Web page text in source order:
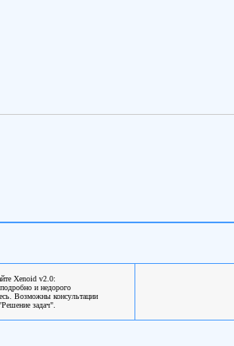
Xenoid v2.0:
и недорого
Возможны консультации
задач".